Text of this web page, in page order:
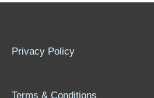
Privacy Policy
Terms & Conditions